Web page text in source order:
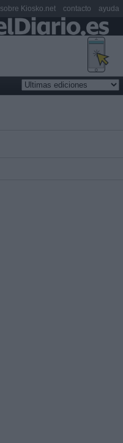
sobre Kiosko.net contacto ayuda